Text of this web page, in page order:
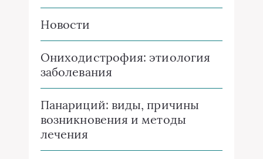
Новости
Ониходистрофия: этиология
заболевания
Панариций: виды, причины
возникновения и методы
лечения